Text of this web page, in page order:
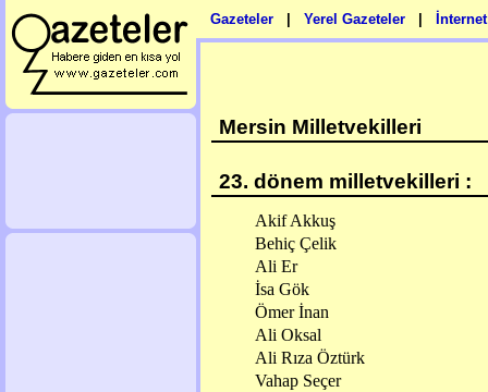
Gazeteler Yerel Gazeteler
Mersin Milletvekilleri
23. dönem milletvekilleri :
Akif Akkuş
Behiç Çelik
Ali Er
İsa Gök
Ömer İnan
Ali Oksal
Ali Rıza Öztürk
Vahap Seçer